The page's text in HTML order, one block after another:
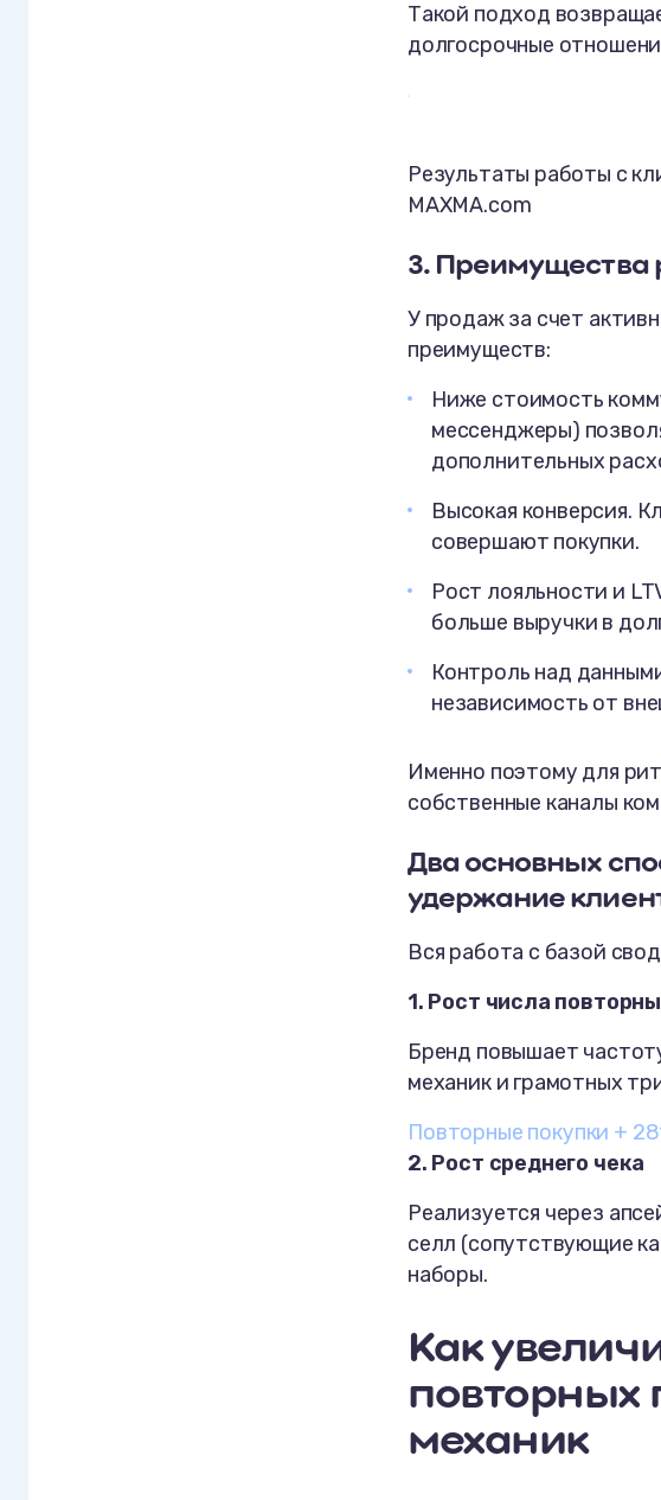
Такой подход
долгосрочные
Результаты работы с
MAXMA.com
3. Преимущества
У продаж за счет
преимуществ:
Ниже стоимость
мессенджеры)
дополнительных
Высокая конверсия.
совершают покупки.
Рост лояльности и
больше выручки в
Контроль над
независимость от
Именно поэтому для
собственные каналы
Два основных
удержание
Вся работа с базой
1. Рост числа
Бренд повышает
механик и грамотных
Повторные покупки +
2. Рост среднего чека
Реализуется через
селл (сопутствующие
наборы.
Как
повторных
механик